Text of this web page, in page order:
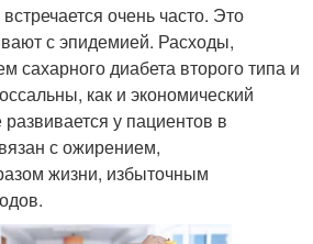
очень часто. Это
с эпидемией. Расходы,
сахарного диабета второго типа и
как и экономический
у пациентов в
с ожирением,
жизни, избыточным